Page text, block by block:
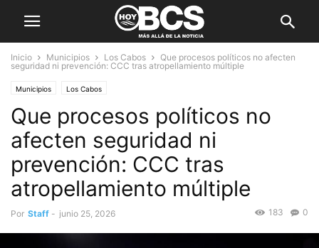
Inicio Municipios Los Cabos
Que procesos políticos no afecten
seguridad ni prevención: CCC tras atropellamiento múltiple
Municipios Los Cabos
Que procesos políticos no
afecten seguridad ni
prevención: CCC tras
atropellamiento múltiple
Por Staff - junio 25, 2026 0
183